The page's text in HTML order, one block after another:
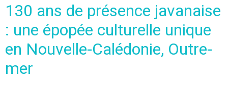
130 ans de présence javanaise
: une épopée culturelle unique
en Nouvelle-Calédonie, Outre-
mer